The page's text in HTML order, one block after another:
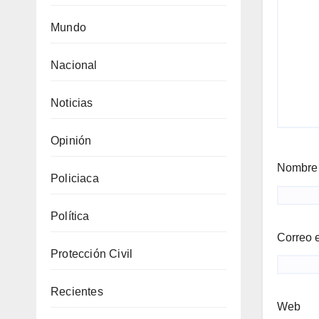
Mundo
Nacional
Noticias
Opinión
Policiaca
Política
Protección Civil
Recientes
Nombre
Correo
Web